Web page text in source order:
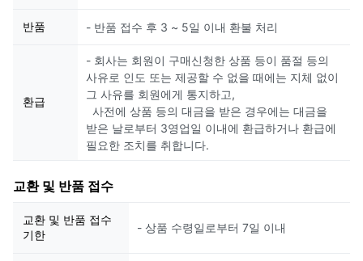
반품 - 반품 접수 후 3 ~ 5일 이내 환불 처리
환급
- 회사는 회원이 구매신청한 상품 등이 품절 등의
사유로 인도 또는 제공할 수 없을 때에는 지체 없이
그 사유를 회원에게 통지하고,
사전에 상품 등의 대금을 받은 경우에는 대금을
받은 날로부터 3영업일 이내에 환급하거나 환급에
필요한 조치를 취합니다.
교환 및 반품 접수
교환 및 반품 접수
기한
- 상품 수령일로부터 7일 이내